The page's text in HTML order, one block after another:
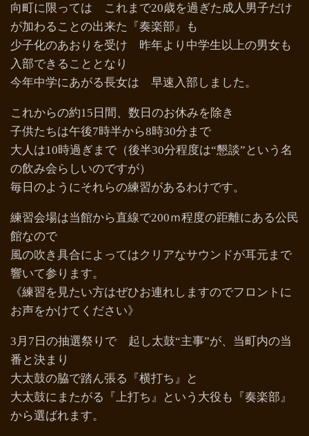
向町に限っては これまで20歳を過ぎた成人男子だけ
が加わることの出来た『奏楽部』も
少子化のあおりを受け 昨年より中学生以上の男女も
入部できることとなり
今年中学にあがる長女は 早速入部しました。
これからの約15日間、数日のお休みを除き
子供たちは午後7時半から8時30分まで
大人は10時過ぎまで（後半30分程度は“懇談”という名
の飲み会らしいのですが）
毎日のようにそれらの練習があるわけです。
練習会場は当館から直線で200ｍ程度の距離にある公民
館なので
風の吹き具合によってはクリアなサウンドが耳元まで
響いて参ります。
《練習を見たい方はぜひお連れしますのでフロントに
お声をかけてください》
3月7日の抽選祭りで 起し太鼓“主事”が、当町内の当
番と決まり
大太鼓の脇で踏ん張る『横打ち』と
大太鼓にまたがる『上打ち』という大役も『奏楽部』
から選ばれます。